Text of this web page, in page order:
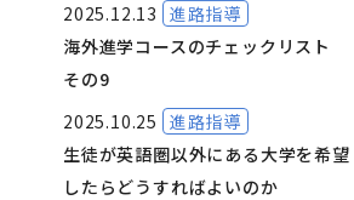
2025.12.13 進路指導
海外進学コースのチェックリスト
その9
2025.10.25 進路指導
生徒が英語圏以外にある大学を希望
したらどうすればよいのか